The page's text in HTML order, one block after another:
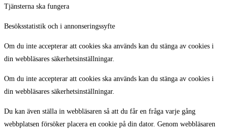
Tjänsterna ska fungera
Besöksstatistik och i annonseringssyfte
Om du inte accepterar att cookies ska används kan du stänga av cookies i
din webbläsares säkerhetsinställningar.
Om du inte accepterar att cookies ska används kan du stänga av cookies i
din webbläsares säkerhetsinställningar.
Du kan även ställa in webbläsaren så att du får en fråga varje gång
webbplatsen försöker placera en cookie på din dator. Genom webbläsaren